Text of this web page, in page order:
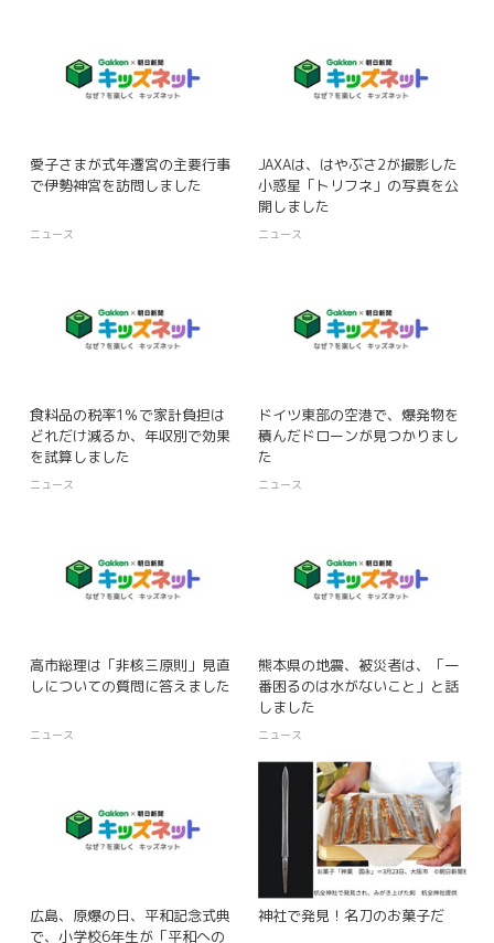
愛子さまが式年遷宮の主要行事
で伊勢神宮を訪問しました
ニュース
JAXAは、はやぶさ2が撮影した
小惑星「トリフネ」の写真を公
開しました
ニュース
食料品の税率1％で家計負担は
どれだけ減るか、年収別で効果
を試算しました
ニュース
ドイツ東部の空港で、爆発物を
積んだドローンが見つかりまし
た
ニュース
高市総理は「非核三原則」見直
しについての質問に答えました
ニュース
熊本県の地震、被災者は、「一
番困るのは水がないこと」と話
しました
ニュース
広島、原爆の日、平和記念式典
で、小学校6年生が「平和への
神社で発見！名刀のお菓子だ